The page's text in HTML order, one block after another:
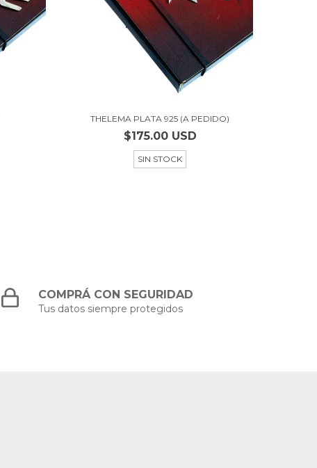
THELEMA PLATA 925 (A PEDIDO)
$175.00 USD
SIN STOCK
COMPRÁ CON SEGURIDAD
Tus datos siempre protegidos